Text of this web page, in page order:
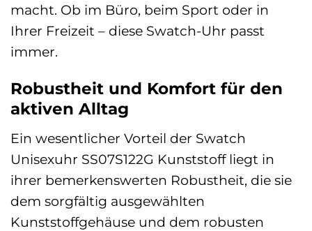
macht. Ob im Büro, beim Sport oder in
Ihrer Freizeit – diese Swatch-Uhr passt
immer.
Robustheit und Komfort für den
aktiven Alltag
Ein wesentlicher Vorteil der Swatch
Unisexuhr SS07S122G Kunststoff liegt in
ihrer bemerkenswerten Robustheit, die sie
dem sorgfältig ausgewählten
Kunststoffgehäuse und dem robusten